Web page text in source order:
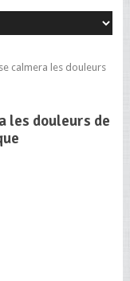
calmera les douleurs
les douleurs de